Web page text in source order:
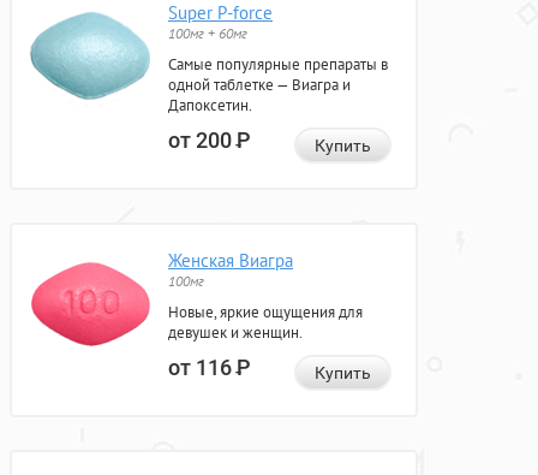
Super P-force
100мг + 60мг
Самые популярные препараты в
одной таблетке — Виагра и
Дапоксетин.
от 200Р Купить
Женская Виагра
100мг
Новые, яркие ощущения для
девушек и женщин.
от 116Р Купить